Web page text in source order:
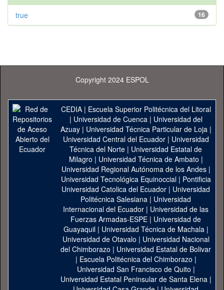
16
true
Copyright 2024 ESPOL
CEDIA| Escuela Superior Politécnica del Litoral
| Universidad de Cuenca| Universidad del
Azuay| Universidad Técnica Particular de Loja|
Universidad Central del Ecuador| Universidad
Técnica del Norte | Universidad Estatal de
Milagro | Universidad Técnica de Ambato |
Universidad Regional Autónoma de los Andes|
Universidad Tecnológica Equinoccial| Pontificia
Universidad Catolica del Ecuador | Universidad
Politécnica Salesiana | Universidad
Internacional del Ecuador | Universidad de las
Fuerzas Armadas-ESPE | Universidad de
Guayaquil| Universidad Técnica de Machala|
Universidad de Otavalo | Universidad Nacional
del Chimborazo | Universidad Estatal de Bolivar
| Escuela Politécnica del Chimborazo |
Universidad San Francisco de Quito |
Universidad Estatal Peninsular de Santa Elena|